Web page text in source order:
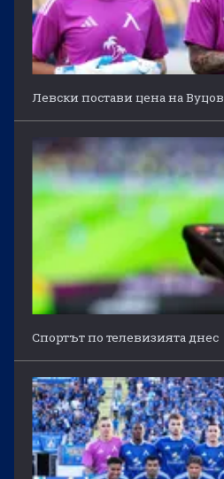
Левски постави цена на Вуцов
Спортът по телевизията днес